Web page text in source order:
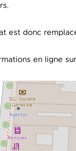
est donc
en ligne